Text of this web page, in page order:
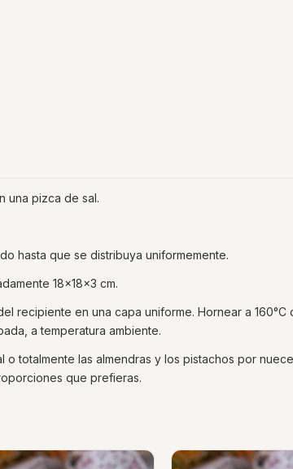
una pizca de sal.
hasta que se distribuya uniformemente.
18x18x3 cm.
recipiente en una capa uniforme. Hornear a 160°C
a temperatura ambiente.
totalmente las almendras y los pistachos por
que prefieras.